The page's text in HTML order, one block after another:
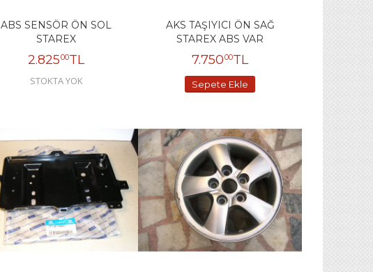
ABS SENSÖR ÖN SOL
STAREX
2.82500TL
STOKTA YOK
AKS TAŞIYICI ÖN SAĞ
STAREX ABS VAR
7.75000TL
Sepete Ekle